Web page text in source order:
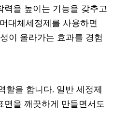
력을 높이는 기능을 갖추고
대체세정제를 사용하면
이 올라가는 효과를 경험
을 합니다. 일반 세정제
면을 깨끗하게 만들면서도